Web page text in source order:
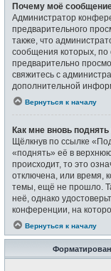
Почему моё
Администратор
предварительного
также, что
сообщения которых,
предварительно
свяжитесь с
дополнительной
Вернуться к началу
Как мне вновь
Щёлкнув по ссылке
«поднять» её в
происходит, то это
отключена, или время,
темы, ещё не прошло.
неё, однако
конференции, на
Вернуться к началу